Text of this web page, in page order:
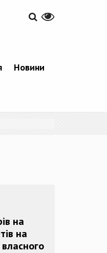
Новини
на
на